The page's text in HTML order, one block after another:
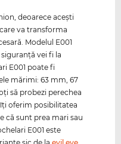
deoarece aceşti
va transforma
Modelul E001
vei fi la
E001 poate fi
mărimi: 63 mm, 67
să probezi perechea
oferim posibilitatea
că sunt prea mari sau
E001 este